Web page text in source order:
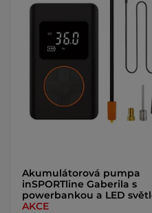
Akumulátorová pumpa
inSPORTline Gaberila s
powerbankou a LED
AKCE